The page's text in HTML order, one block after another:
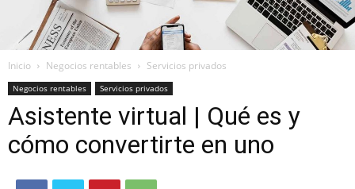
Inicio Negocios rentables Servicios privados
Negocios rentables Servicios privados
Asistente virtual | Qué es y
cómo convertirte en uno